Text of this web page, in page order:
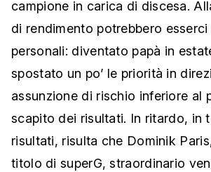
campione in carica di discesa.
di rendimento potrebbero
personali: diventato papà in
spostato un po’ le priorità in
assunzione di rischio inferiore al
scapito dei risultati. In ritardo, in
risultati, risulta che Dominik
titolo di superG, straordinario